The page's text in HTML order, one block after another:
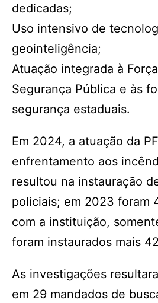
dedicadas;
Uso intensivo de
geointeligência;
Atuação integrada à
Segurança Pública e às
segurança estaduais.
Em 2024, a atuação da
enfrentamento aos
resultou na instauração
policiais; em 2023 foram
com a instituição,
foram instaurados mais
As investigações
em 29 mandados de